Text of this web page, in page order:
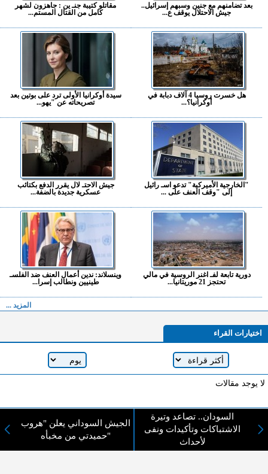
بعد تضامنهم مع جنين وسبهم إسرائيل..
جيش الاحتلال يوقف ع...
مقاتلو كتيبة جنـ ين : جاهزون لشهر
كامل من القتال المستم...
هل خسرت روسيا 4 آلاف دبابة في
أوكرانيا؟...
سيدة أوكرانيا الأولى ترد على بوتين بعد
تصريحاته عن "يهو...
"الخارجية الأميركية" تدعو اسـ رائيل
إلى "وقف العنف على ...
جيش الاحتـ لال يقرر الدفع بكتائب
عسكرية جديدة بالضفة...
دورية تابعة لفـ اغنر الروسية في مالي
تحتجز 21 موريتانيا...
وينسلاند: ندين أعمال العنف ضد الفلسـ
طينيين ونطالب إسرا...
المزيد ...
اختيارات القراء
لا يوجد مقالات
السودان.. تصاعد وتيرة
الاشتباكات وتأكيدات ونفى
لأحداث
الجيش السوداني يعلن "هروب
حميدتي من مخبأه"
لا مانع من الإقتباس وإعادة النشر شريط ذكر المصدر ( المدينة نيوز ) - الآراء والتعليقات
المنشورة تعبر عن رأي أصحابها فقط